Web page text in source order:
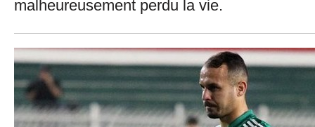
malheureusement perdu la vie.